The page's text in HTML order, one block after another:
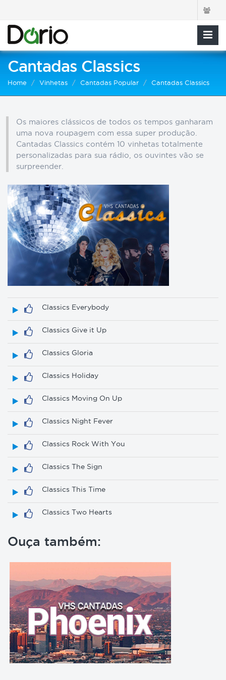
Cantadas Classics
Home Vinhetas Cantadas Popular Cantadas Classics
Os maiores clássicos de todos os tempos ganharam
uma nova roupagem com essa super produção.
Cantadas Classics contém 10 vinhetas totalmente
personalizadas para sua rádio, os ouvintes vão se
surpreender.
Classics Everybody
Classics Give it Up
Classics Gloria
Classics Holiday
Classics Moving On Up
Classics Night Fever
Classics Rock With You
Classics The Sign
Classics This Time
Classics Two Hearts
Ouça também: